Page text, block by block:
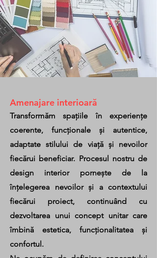
Amenajare interioară
Transformăm spațiile în experiențe
coerente, funcționale și autentice,
adaptate stilului de viață și nevoilor
fiecărui beneficiar. Procesul nostru de
design interior pornește de la
înțelegerea nevoilor și a contextului
fiecărui proiect, continuând cu
dezvoltarea unui concept unitar care
îmbină estetica, funcționalitatea și
confortul.